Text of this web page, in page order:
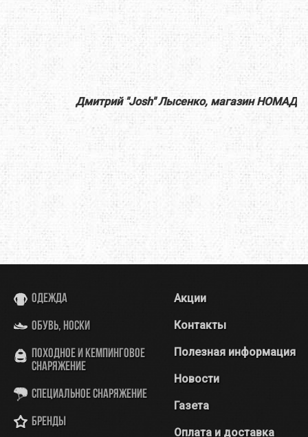
Дмитрий "Josh" Лысенко, магазин НОМАД
Одежда
Обувь, носки
Походное и кемпинговое
снаряжение
Специальное снаряжение
Бренды
Акции
Контакты
Полезная информация
Новости
Газета
Оплата и доставка